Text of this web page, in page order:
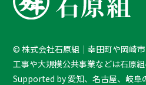
T
o
p
©株式会社石原組｜幸田町や岡崎
工事や大規模公共事業などは石原組
Supported by 愛知、名古屋、岐阜